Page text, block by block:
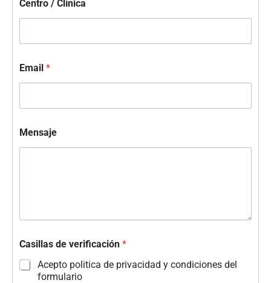
Centro / Clínica
Email *
Mensaje
Casillas de verificación *
Acepto politica de privacidad y condiciones del
formulario